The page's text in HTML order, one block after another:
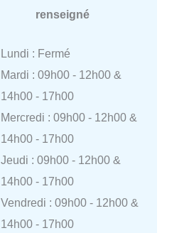
renseigné
Lundi : Fermé
Mardi : 09h00 - 12h00 &
14h00 - 17h00
Mercredi : 09h00 - 12h00 &
14h00 - 17h00
Jeudi : 09h00 - 12h00 &
14h00 - 17h00
Vendredi : 09h00 - 12h00 &
14h00 - 17h00